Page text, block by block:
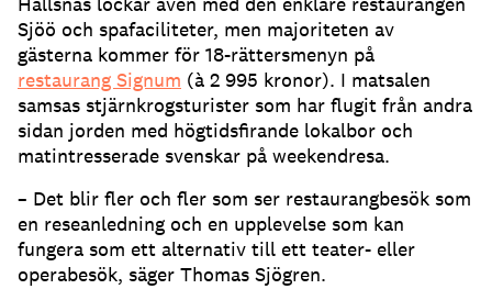
Sjöö och spafaciliteter, men majoriteten av
gästerna kommer för 18-rättersmenyn på
restaurang Signum (à 2 995 kronor). I matsalen
samsas stjärnkrogsturister som har flugit från andra
sidan jorden med högtidsfirande lokalbor och
matintresserade svenskar på weekendresa.
– Det blir fler och fler som ser restaurangbesök som
en reseanledning och en upplevelse som kan
fungera som ett alternativ till ett teater- eller
operabesök, säger Thomas Sjögren.